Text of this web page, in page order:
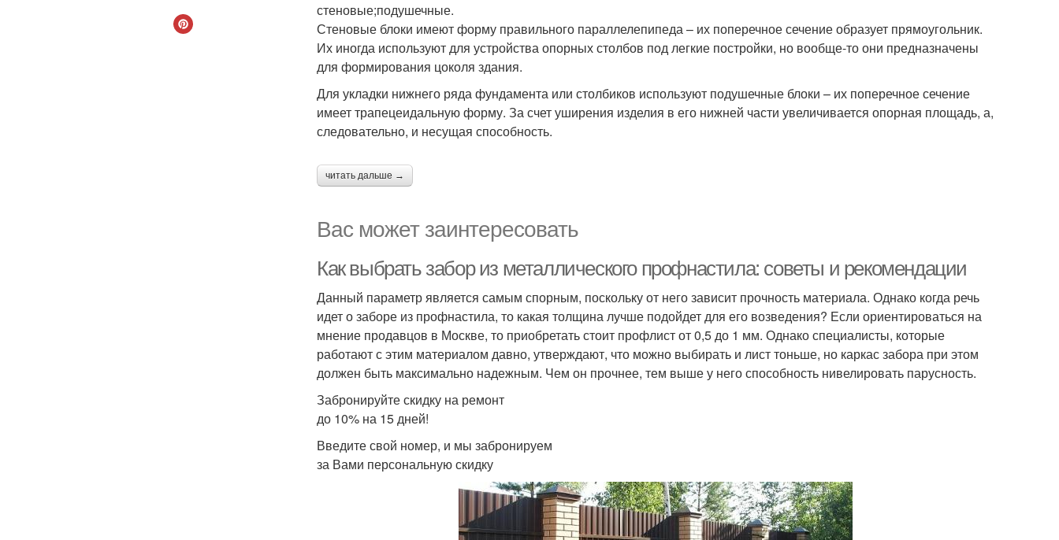
стеновые;подушечные.
Стеновые блоки имеют форму правильного параллелепипеда – их поперечное сечение образует прямоугольник.
Их иногда используют для устройства опорных столбов под легкие постройки, но вообще-то они предназначены
для формирования цоколя здания.
Для укладки нижнего ряда фундамента или столбиков используют подушечные блоки – их поперечное сечение
имеет трапецеидальную форму. За счет уширения изделия в его нижней части увеличивается опорная площадь, а,
следовательно, и несущая способность.
читать дальше →
Вас может заинтересовать
Как выбрать забор из металлического профнастила: советы и рекомендации
Данный параметр является самым спорным, поскольку от него зависит прочность материала. Однако когда речь
идет о заборе из профнастила, то какая толщина лучше подойдет для его возведения? Если ориентироваться на
мнение продавцов в Москве, то приобретать стоит профлист от 0,5 до 1 мм. Однако специалисты, которые
работают с этим материалом давно, утверждают, что можно выбирать и лист тоньше, но каркас забора при этом
должен быть максимально надежным. Чем он прочнее, тем выше у него способность нивелировать парусность.
Забронируйте скидку на ремонт
до 10% на 15 дней!
Введите свой номер, и мы забронируем
за Вами персональную скидку